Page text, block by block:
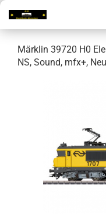
Märklin 39720 H0
NS, Sound, mfx+, Neu